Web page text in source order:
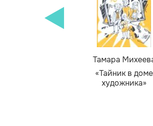
Тамара
«Тайник в доме
художника»